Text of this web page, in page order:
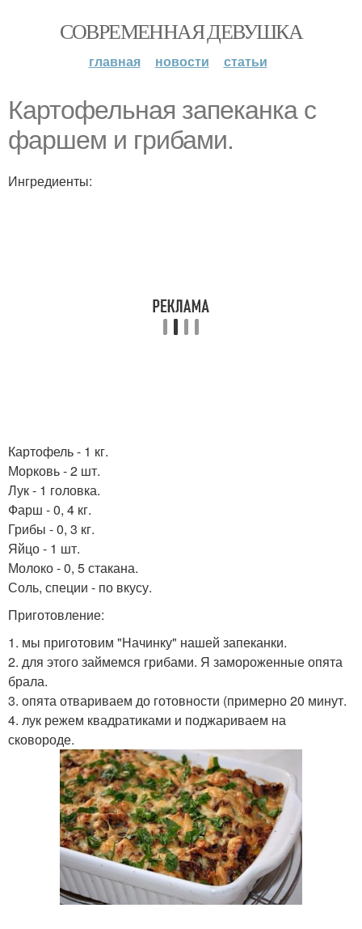
СОВРЕМЕННАЯ ДЕВУШКА
главная новости статьи
Картофельная запеканка с
фаршем и грибами.
Ингредиенты:
Картофель - 1 кг.
Морковь - 2 шт.
Лук - 1 головка.
Фарш - 0, 4 кг.
Грибы - 0, 3 кг.
Яйцо - 1 шт.
Молоко - 0, 5 стакана.
Соль, специи - по вкусу.
Приготовление:
1. мы приготовим "Начинку" нашей запеканки.
2. для этого займемся грибами. Я замороженные опята
брала.
3. опята отвариваем до готовности (примерно 20 минут.
4. лук режем квадратиками и поджариваем на
сковороде.